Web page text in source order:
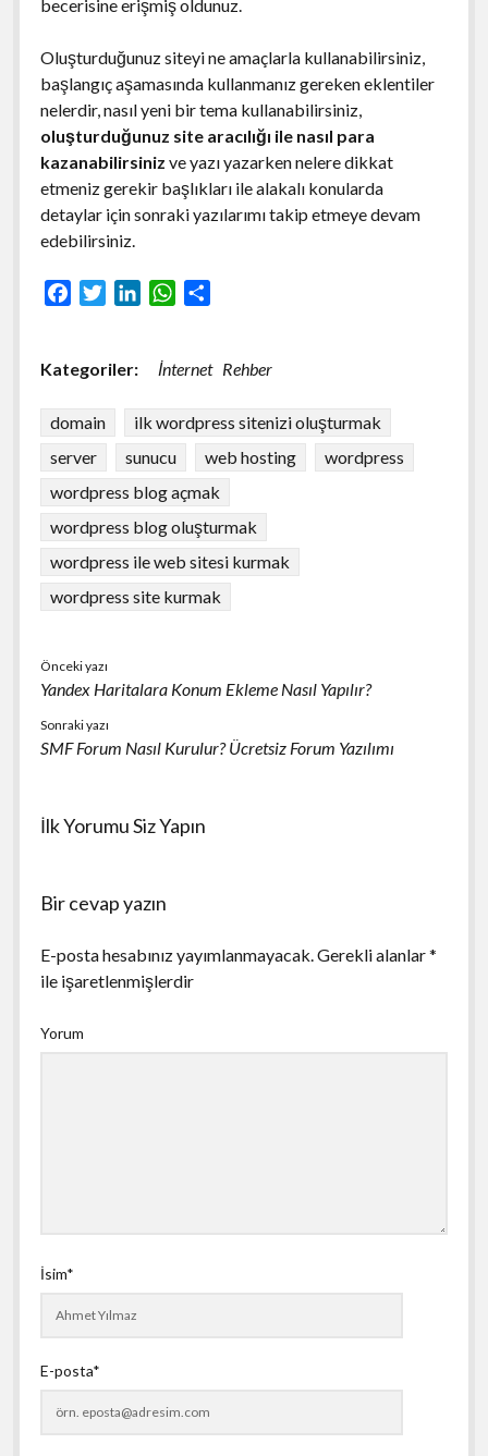
becerisine erişmiş oldunuz.
Oluşturduğunuz siteyi ne amaçlarla kullanabilirsiniz,
başlangıç aşamasında kullanmanız gereken eklentiler
nelerdir, nasıl yeni bir tema kullanabilirsiniz,
oluşturduğunuz site aracılığı ile nasıl para
kazanabilirsiniz ve yazı yazarken nelere dikkat
etmeniz gerekir başlıkları ile alakalı konularda
detaylar için sonraki yazılarımı takip etmeye devam
edebilirsiniz.
e
o
o
k
t
e
r
d
I
n
W
t
A
p
p
r
Kategoriler: İnternet Rehber
domain
ilk wordpress sitenizi oluşturmak
server
sunucu web hosting
wordpress
wordpress blog açmak
wordpress blog oluşturmak
wordpress ile web sitesi kurmak
wordpress site kurmak
Önceki yazı
Yandex Haritalara Konum Ekleme Nasıl Yapılır?
Sonraki yazı
SMF Forum Nasıl Kurulur? Ücretsiz Forum Yazılımı
İlk Yorumu Siz Yapın
Bir cevap yazın
E-posta hesabınız yayımlanmayacak. Gerekli alanlar*
ile işaretlenmişlerdir
Yorum
İsim*
E-posta*